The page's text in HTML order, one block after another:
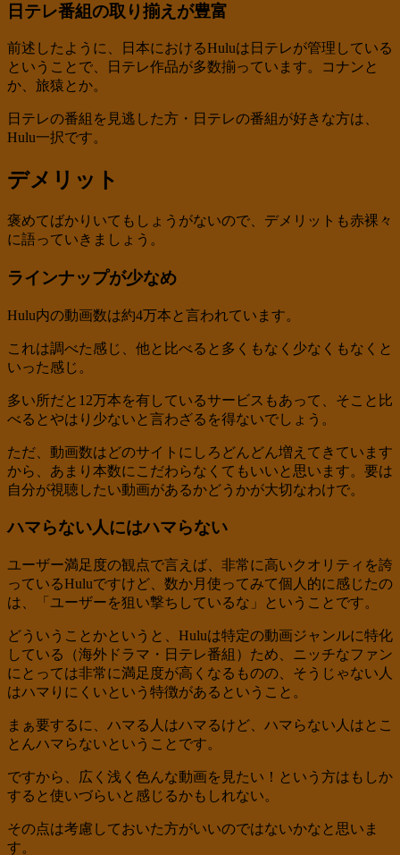
日テレ番組の取り揃えが豊富
前述したように、日本におけるHuluは日テレが管理している
ということで、日テレ作品が多数揃っています。コナンと
か、旅猿とか。
日テレの番組を見逃した方・日テレの番組が好きな方は、
Hulu一択です。
デメリット
褒めてばかりいてもしょうがないので、デメリットも赤裸々
に語っていきましょう。
ラインナップが少なめ
Hulu内の動画数は約4万本と言われています。
これは調べた感じ、他と比べると多くもなく少なくもなくと
いった感じ。
多い所だと12万本を有しているサービスもあって、そこと比
べるとやはり少ないと言わざるを得ないでしょう。
ただ、動画数はどのサイトにしろどんどん増えてきています
から、あまり本数にこだわらなくてもいいと思います。要は
自分が視聴したい動画があるかどうかが大切なわけで。
ハマらない人にはハマらない
ユーザー満足度の観点で言えば、非常に高いクオリティを誇
っているHuluですけど、数か月使ってみて個人的に感じたの
は、「ユーザーを狙い撃ちしているな」ということです。
どういうことかというと、Huluは特定の動画ジャンルに特化
している（海外ドラマ・日テレ番組）ため、ニッチなファン
にとっては非常に満足度が高くなるものの、そうじゃない人
はハマりにくいという特徴があるということ。
まぁ要するに、ハマる人はハマるけど、ハマらない人はとこ
とんハマらないということです。
ですから、広く浅く色んな動画を見たい！という方はもしか
すると使いづらいと感じるかもしれない。
その点は考慮しておいた方がいいのではないかなと思いま
す。